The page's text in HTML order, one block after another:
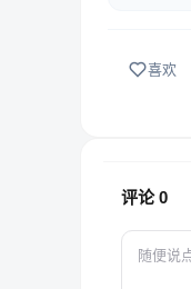
喜欢
评论0